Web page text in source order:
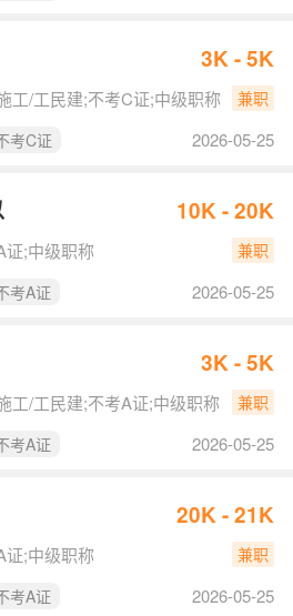
3K - 5K
工/工民建;不考C证;中级职称
兼职
考C证 2026-05-25
10K - 20K
证;中级职称
兼职
考A证 2026-05-25
3K - 5K
工/工民建;不考A证;中级职称
兼职
考A证 2026-05-25
20K - 21K
证;中级职称
兼职
考A证 2026-05-25